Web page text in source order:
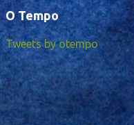
O Tempo
Tweets by otempo